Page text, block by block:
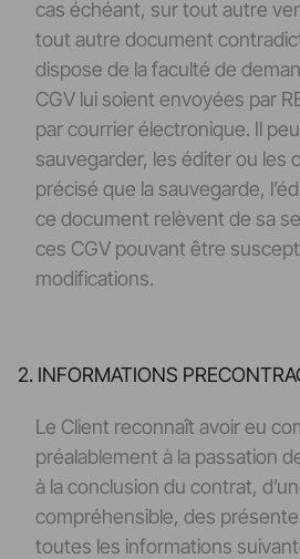
cas échéant, sur tout autre
tout autre document
dispose de la faculté de
CGV lui soient envoyées par
par courrier électronique. Il
sauvegarder, les éditer ou les
précisé que la sauvegarde,
ce document relèvent de sa
ces CGV pouvant être
modifications.
2. INFORMATIONS
Le Client reconnaît avoir eu
préalablement à la passation
à la conclusion du contrat,
compréhensible, des
toutes les informations